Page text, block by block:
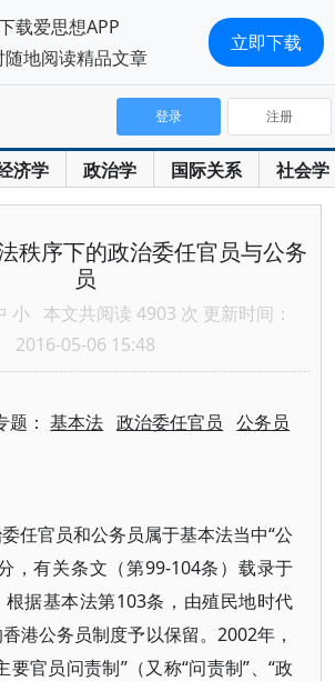
济学 政治学 国际关系 社会学
登录 注册
秩序下的政治委任官员与公务
员
小 本文共阅读 4903 次 更新时间：
2016-05-06 15:48
题：基本法 政治委任官员 公务员
任官员和公务员属于基本法当中“公
，有关条文（第99-104条）载录于
据基本法第103条，由殖民地时代
港公务员制度予以保留。2002年，
要官员问责制”（又称“问责制”、“政
载爱思想APP
随地阅读精品文章
立即下载